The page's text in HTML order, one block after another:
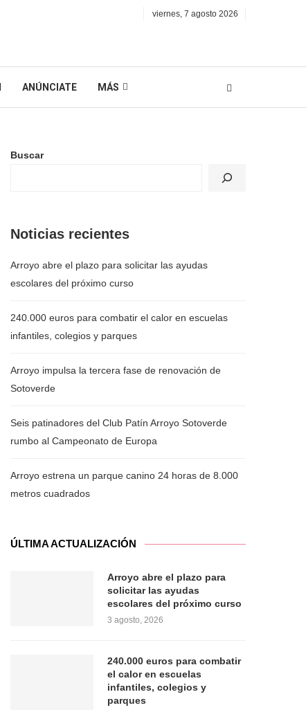
viernes, 7 agosto 2026
ANÚNCIATE MÁS
Buscar
Noticias recientes
Arroyo abre el plazo para solicitar las ayudas
escolares del próximo curso
240.000 euros para combatir el calor en escuelas
infantiles, colegios y parques
Arroyo impulsa la tercera fase de renovación de
Sotoverde
Seis patinadores del Club Patín Arroyo Sotoverde
rumbo al Campeonato de Europa
Arroyo estrena un parque canino 24 horas de 8.000
metros cuadrados
ÚLTIMA ACTUALIZACIÓN
Arroyo abre el plazo para
solicitar las ayudas
escolares del próximo curso
3 agosto, 2026
240.000 euros para combatir
el calor en escuelas
infantiles, colegios y
parques